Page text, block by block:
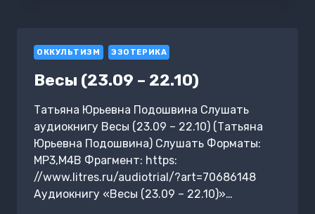
ОККУЛЬТИЗМ ЭЗОТЕРИКА
Весы (23.09 – 22.10)
Татьяна Юрьевна Подошвина Слушать
аудиокнигу Весы (23.09 – 22.10) (Татьяна
Юрьевна Подошвина) Слушать Форматы:
MP3,M4B Фрагмент: https:
//www.litres.ru/audiotrial/?art=70686148
Аудиокнигу «Весы (23.09 – 22.10)»…